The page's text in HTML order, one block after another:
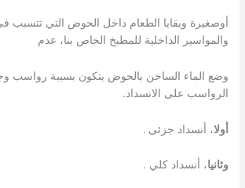
أوصغيرة وبقايا الطعام داخل الحوض التي تتسبب
والمواسير الداخلية للمطبخ الخاص بنا، عدم
وضع الماء الساخن بالحوض يتكون بسببة رواسب
الرواسب على الانسداد.
أولا، أنسداد جزئى .
وثانيا، أنسداد كلي .